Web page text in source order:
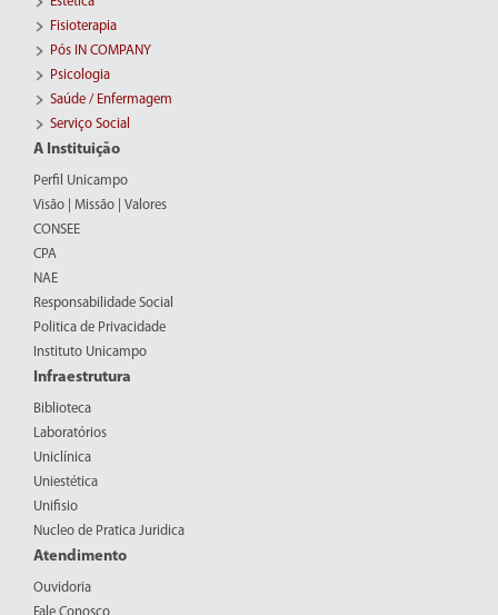
Fisioterapia
Pós IN COMPANY
Psicologia
Saúde / Enfermagem
Serviço Social
A Instituição
Perfil Unicampo
Visão | Missão | Valores
CONSEE
CPA
NAE
Responsabilidade Social
Politica de Privacidade
Instituto Unicampo
Infraestrutura
Biblioteca
Laboratórios
Uniclínica
Uniestética
Unifisio
Nucleo de Pratica Juridica
Atendimento
Ouvidoria